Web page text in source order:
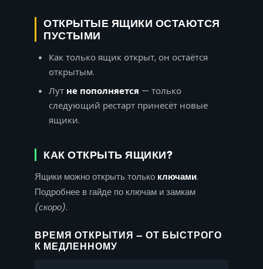
ОТКРЫТЫЕ ЯЩИКИ ОСТАЮТСЯ
ПУСТЫМИ
Как только ящик открыт, он остаётся
открытым.
Лут не пополняется — только
следующий рестарт принесёт новые
ящики.
КАК ОТКРЫТЬ ЯЩИКИ?
Ящики можно открыть только ключами.
Подробнее в гайде по ключам и замкам
(скоро).
ВРЕМЯ ОТКРЫТИЯ — ОТ БЫСТРОГО
К МЕДЛЕННОМУ